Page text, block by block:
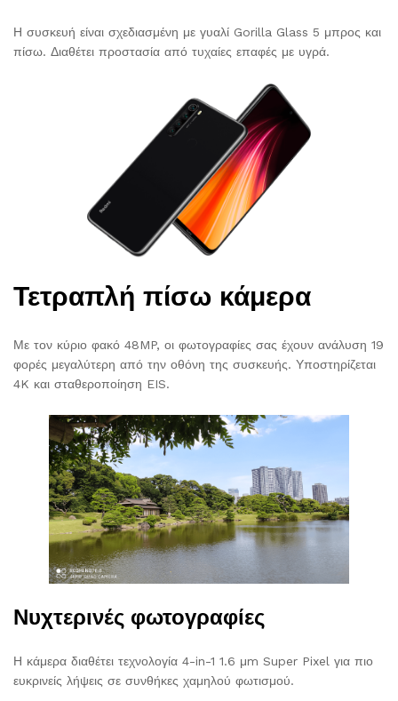
Η συσκευή είναι σχεδιασμένη με γυαλί Gorilla Glass 5 μπρος και
πίσω. Διαθέτει προστασία από τυχαίες επαφές με υγρά.
Τετραπλή πίσω κάμερα
Με τον κύριο φακό 48MP, οι φωτογραφίες σας έχουν ανάλυση 19
φορές μεγαλύτερη από την οθόνη της συσκευής. Υποστηρίζεται
4K και σταθεροποίηση EIS.
Νυχτερινές φωτογραφίες
Η κάμερα διαθέτει τεχνολογία 4-in-1 1.6 μm Super Pixel για πιο
ευκρινείς λήψεις σε συνθήκες χαμηλού φωτισμού.